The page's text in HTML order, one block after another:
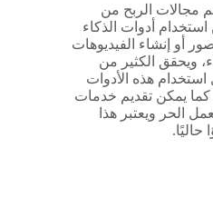
مجالات الربح من
استخدام أدوات الذكاء
أو إنشاء الفيديوهات
ويحقق الكثير من
هذه الأدوات
كما يمكن تقديم خدمات
الحر ويعتبر هذا
حاليًا.